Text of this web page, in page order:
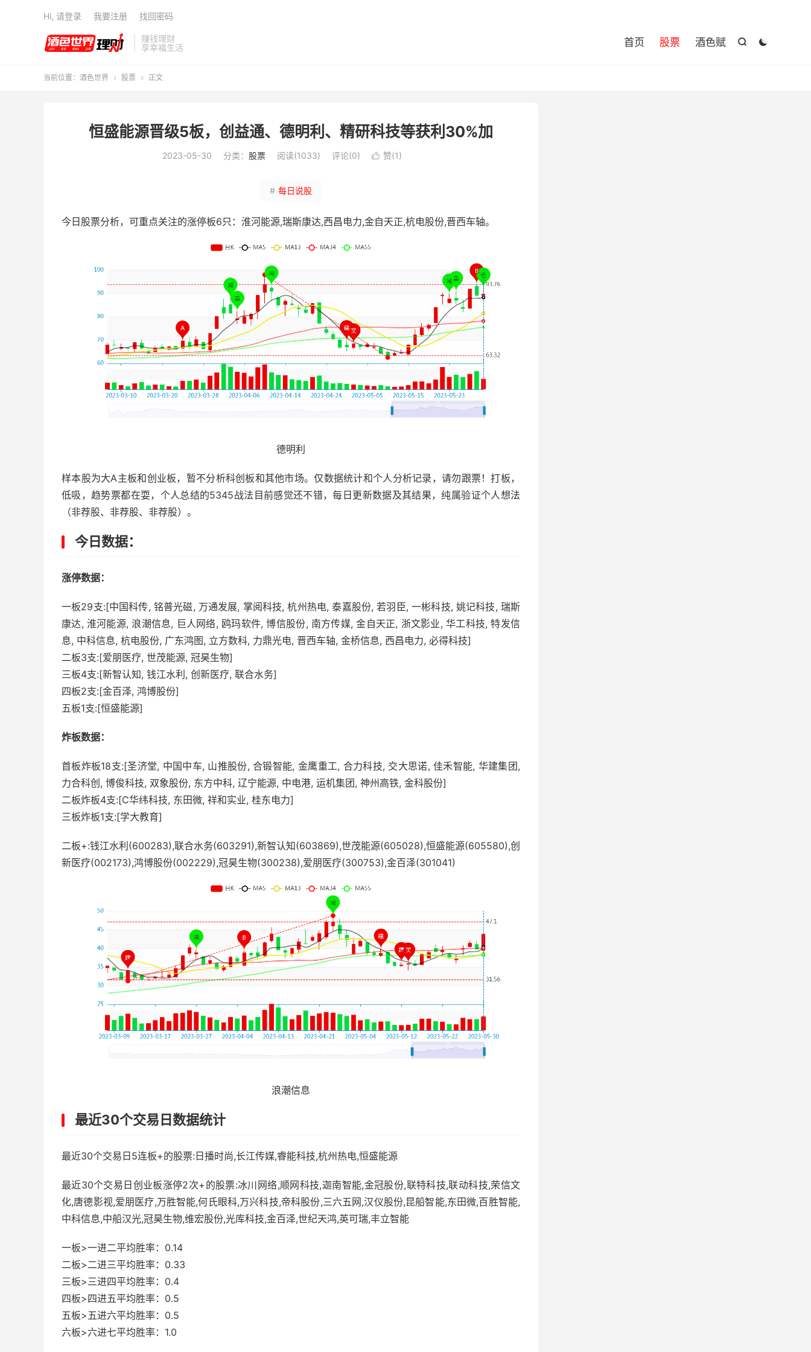
赚钱理财
享幸福生活


首页 股票 酒色赋
Hi, 请登录 我要注册 找回密码
当前位置： 酒色世界  股票  正文
恒盛能源晋级5板，创益通、德明利、精研科技等获利30%加
2023-05-30 分类： 股票 阅读(1033) 评论(0)  赞(1)
# 每日说股
今日股票分析，可重点关注的涨停板6只：淮河能源,瑞斯康达,西昌电力,金自天正,杭电股份,晋西车轴。
德明利
样本股为大A主板和创业板，暂不分析科创板和其他市场。仅数据统计和个人分析记录，请勿跟票！打板，
低吸，趋势票都在耍，个人总结的5345战法目前感觉还不错，每日更新数据及其结果，纯属验证个人想法
（非荐股、非荐股、非荐股）。
今日数据：
涨停数据：
一板29支:[中国科传, 铭普光磁, 万通发展, 掌阅科技, 杭州热电, 泰嘉股份, 若羽臣, 一彬科技, 姚记科技, 瑞斯
康达, 淮河能源, 浪潮信息, 巨人网络, 鸥玛软件, 博信股份, 南方传媒, 金自天正, 浙文影业, 华工科技, 特发信
息, 中科信息, 杭电股份, 广东鸿图, 立方数科, 力鼎光电, 晋西车轴, 金桥信息, 西昌电力, 必得科技]
二板3支:[爱朋医疗, 世茂能源, 冠昊生物]
三板4支:[新智认知, 钱江水利, 创新医疗, 联合水务]
四板2支:[金百泽, 鸿博股份]
五板1支:[恒盛能源]
炸板数据：
首板炸板18支:[圣济堂, 中国中车, 山推股份, 合锻智能, 金鹰重工, 合力科技, 交大思诺, 佳禾智能, 华建集团,
力合科创, 博俊科技, 双象股份, 东方中科, 辽宁能源, 中电港, 运机集团, 神州高铁, 金科股份]
二板炸板4支:[C华纬科技, 东田微, 祥和实业, 桂东电力]
三板炸板1支:[学大教育]
二板+:钱江水利(600283),联合水务(603291),新智认知(603869),世茂能源(605028),恒盛能源(605580),创
新医疗(002173),鸿博股份(002229),冠昊生物(300238),爱朋医疗(300753),金百泽(301041)
浪潮信息
最近30个交易日数据统计
最近30个交易日5连板+的股票:日播时尚,长江传媒,睿能科技,杭州热电,恒盛能源
最近30个交易日创业板涨停2次+的股票:冰川网络,顺网科技,迦南智能,金冠股份,联特科技,联动科技,荣信文
化,唐德影视,爱朋医疗,万胜智能,何氏眼科,万兴科技,帝科股份,三六五网,汉仪股份,昆船智能,东田微,百胜智能,
中科信息,中船汉光,冠昊生物,维宏股份,光库科技,金百泽,世纪天鸿,英可瑞,丰立智能
一板>一进二平均胜率：0.14
二板>二进三平均胜率：0.33
三板>三进四平均胜率：0.4
四板>四进五平均胜率：0.5
五板>五进六平均胜率：0.5
六板>六进七平均胜率：1.0